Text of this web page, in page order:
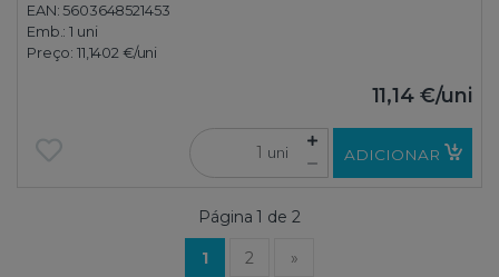
EAN: 5603648521453
Emb.:1 uni
Preço: 11,1402 €/uni
11,14 €/uni
uni ADICIONAR
Página 1 de 2
1(current)
2 »